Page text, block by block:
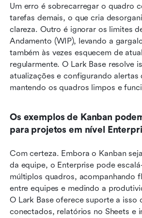
Um erro é sobrecarregar o quadro
tarefas demais, o que cria
clareza. Outro é ignorar os limites
Andamento (WIP), levando a
também às vezes esquecem de
regularmente. O Lark Base resolve
atualizações e configurando alertas
mantendo os quadros limpos e
Os exemplos de Kanban
para projetos em nível
Com certeza. Embora o Kanban
da equipe, o Enterprise pode
múltiplos quadros, acompanhando
entre equipes e medindo a
O Lark Base oferece suporte a isso
conectados, relatórios no Sheets e